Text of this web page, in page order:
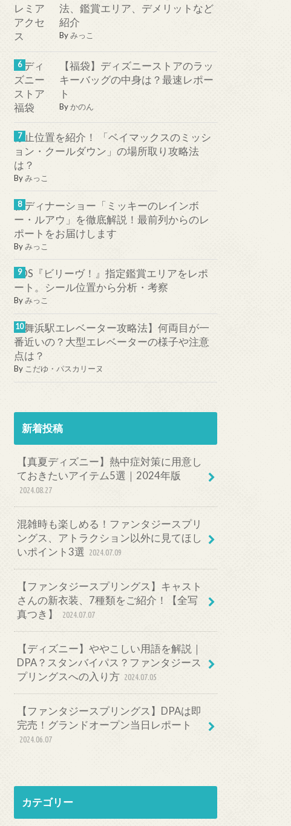
法、鑑賞エリア、デメリットなど
紹介
Byみっこ
【福袋】ディズニーストアのラッ
キーバッグの中身は？最速レポー
ト
Byかのん
停止位置を紹介！ 「ベイマックスのミッシ
ョン・クールダウン」の場所取り攻略法
は？
Byみっこ
新ディナーショー「ミッキーのレインボ
ー・ルアウ」を徹底解説！最前列からのレ
ポートをお届けします
Byみっこ
TDS『ビリーヴ！』指定鑑賞エリアをレポ
ート。シール位置から分析・考察
Byみっこ
【舞浜駅エレベーター攻略法】何両目が一
番近いの？大型エレベーターの様子や注意
点は？
By こだゆ・パスカリーヌ
新着投稿
【真夏ディズニー】熱中症対策に用意し
ておきたいアイテム5選｜2024年版
2024.08.27
混雑時も楽しめる！ファンタジースプリ
ングス、アトラクション以外に見てほし
いポイント3選 2024.07.09
【ファンタジースプリングス】キャスト
さんの新衣装、7種類をご紹介！【全写
真つき】
2024.07.07
【ディズニー】ややこしい用語を解説｜
DPA？スタンバイパス？ファンタジース
プリングスへの入り方 2024.07.05
【ファンタジースプリングス】DPAは即
完売！グランドオープン当日レポート
2024.06.07
カテゴリー